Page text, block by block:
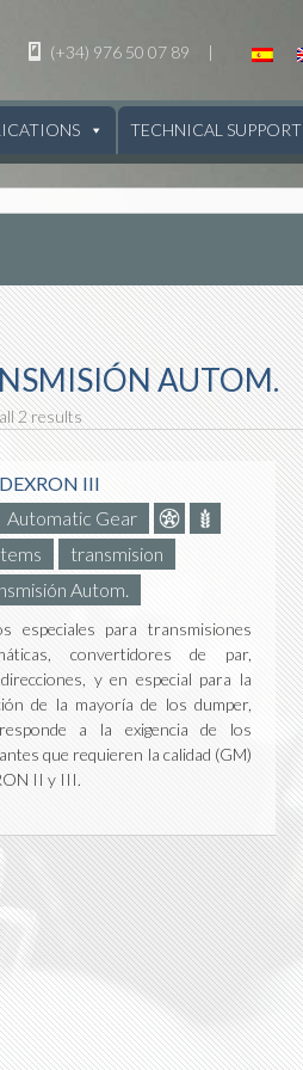
(+34) 976 50 07 89 |
TECHNICAL SUPPORT
AUTOM.
2 results
III
Automatic Gear
transmision
Autom.
especiales para transmisiones
convertidores de par,
y en especial para la
de la mayoría de los dumper,
a la exigencia de los
que requieren la calidad (GM)
II y III.